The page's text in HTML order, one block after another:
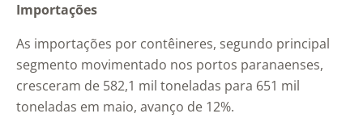
Importações
As importações por contêineres, segundo principal
segmento movimentado nos portos paranaenses,
cresceram de 582,1 mil toneladas para 651 mil
toneladas em maio, avanço de 12%.